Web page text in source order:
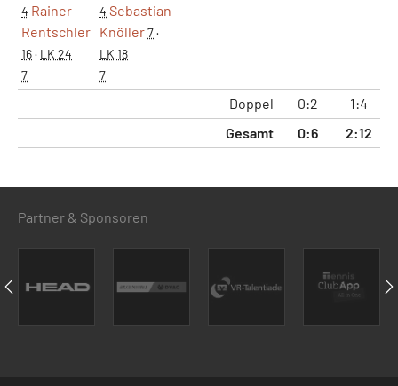
4 Rainer
Rentschler
16· LK 24
7
4 Sebastian
Knöller7·
LK 18
7
Doppel 0:2 1:4
Gesamt
0:6 2:12
Partner & Sponsoren